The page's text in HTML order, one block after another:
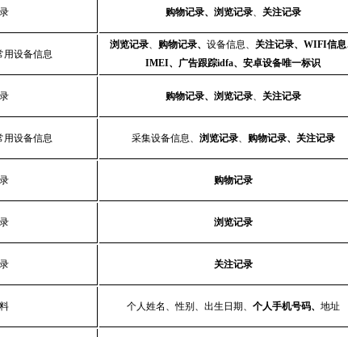
购物记录、浏览记录、 关注记录
用设备信息
浏览记录、 购物记录、设备信息、 关注记录、WIFI信息
IMEI、广告跟踪idfa、安卓设备唯一标识
购物记录、浏览记录、 关注记录
用设备信息 采集设备信息、 浏览记录、 购物记录、关注记录
购物记录
浏览记录
关注记录
个人姓名、性别、出生日期、 个人手机号码、 地址